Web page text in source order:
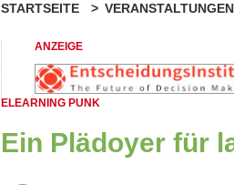
p
t
n
a
P
f
a
d
STARTSEITE VERANSTALTUNGEN
ANZEIGE
ELEARNING PUNK
Ein Plädoyer für